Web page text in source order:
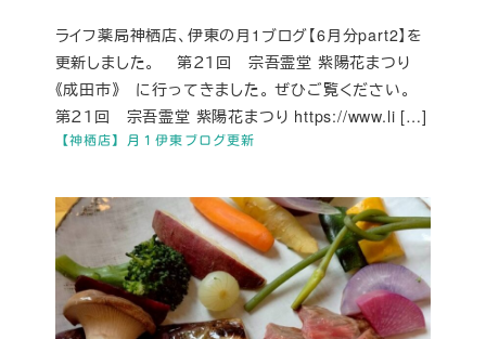
【神栖店】月１伊東ブログ更新
ライフ薬局神栖店、伊東の月1ブログ【6月分part2】を
更新しました。 第２１回 宗吾霊堂 紫陽花まつり
《成田市》 に行ってきました。 ぜひご覧ください。
第２１回 宗吾霊堂 紫陽花まつり https://www.li […]